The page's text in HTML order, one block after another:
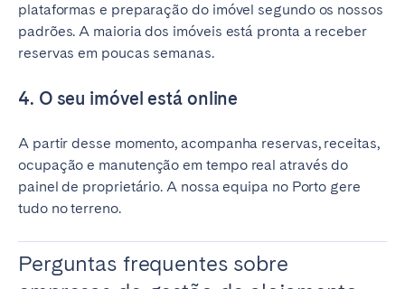
plataformas e preparação do imóvel segundo os nossos
padrões. A maioria dos imóveis está pronta a receber
reservas em poucas semanas.
4. O seu imóvel está online
A partir desse momento, acompanha reservas, receitas,
ocupação e manutenção em tempo real através do
painel de proprietário. A nossa equipa no Porto gere
tudo no terreno.
Perguntas frequentes sobre